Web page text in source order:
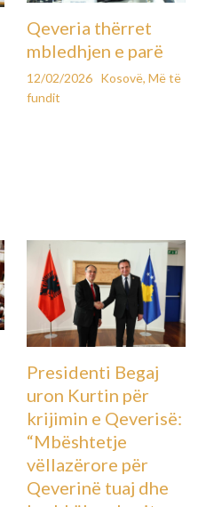
Qeveria thërret
mbledhjen e parë
12/02/2026 Kosovë, Më të
fundit
Presidenti Begaj
uron Kurtin për
krijimin e Qeverisë:
“Mbështetje
vëllazërore për
Qeverinë tuaj dhe